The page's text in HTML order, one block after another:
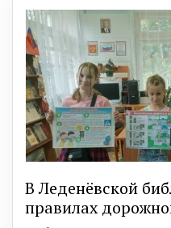
В Леденёвской
правилах